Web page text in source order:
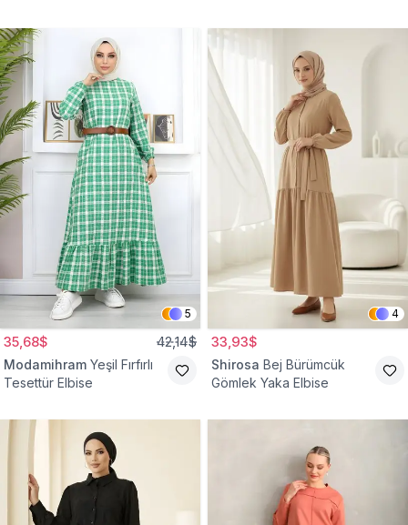
5
35,68$ 42,14$
Modamihram Yeşil Fırfırlı
Tesettür Elbise
4
33,93$
Shirosa Bej Bürümcük
Gömlek Yaka Elbise